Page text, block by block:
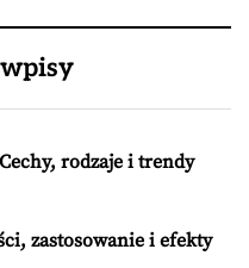
rodzaje i trendy
zastosowanie i efekty